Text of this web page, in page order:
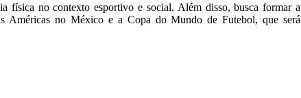
física no contexto esportivo e social. Além disso, busca formar a
Américas no México e a Copa do Mundo de Futebol, que será